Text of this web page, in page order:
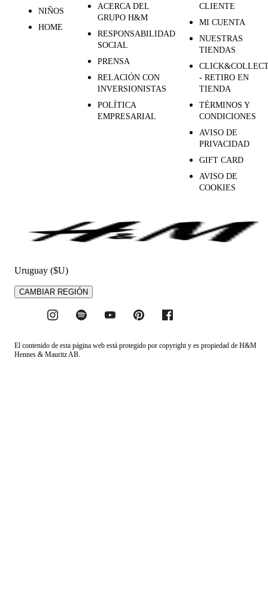
NIÑOS
HOME
ACERCA DEL
GRUPO H&M
RESPONSABILIDAD
SOCIAL
PRENSA
RELACIÓN CON
INVERSIONISTAS
POLÍTICA
EMPRESARIAL
CLIENTE
MI CUENTA
NUESTRAS
TIENDAS
- RETIRO EN
TIENDA
TÉRMINOS Y
CONDICIONES
AVISO DE
PRIVACIDAD
GIFT CARD
AVISO DE
COOKIES
Uruguay ($U)
CAMBIAR REGIÓN
El contenido de esta página web está protegido por copyright y es propiedad de H&M
Hennes & Mauritz AB.